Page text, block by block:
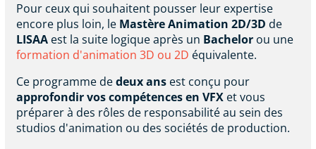
Pour ceux qui souhaitent pousser leur expertise
encore plus loin, le Mastère Animation 2D/3D de
LISAA est la suite logique après un Bachelor ou une
formation d'animation 3D ou 2D équivalente.
Ce programme dedeux ans est conçu pour
approfondir vos compétences en VFX et vous
préparer à des rôles de responsabilité au sein des
studios d'animation ou des sociétés de production.